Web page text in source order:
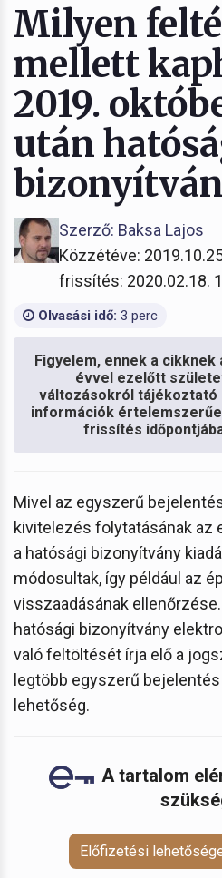
Milyen
mellett
2019.
után
Szerző: Baksa Lajos
Közzétéve:
frissítés: 2020.02.18.
Olvasási idő: 3 perc
Figyelem, ennek a cikknek
évvel ezelőtt
változásokról tájékoztató
információk
frissítés
Mivel az egyszerű
kivitelezés folytatásának az
a hatósági bizonyítvány
módosultak, így például az
visszaadásának
hatósági bizonyítvány
való feltöltését írja elő a
legtöbb egyszerű
lehetőség.
A tartalom
Előfizetési